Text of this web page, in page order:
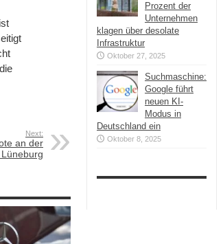
ist
Next:
an der
Prozent der
Unternehmen
klagen über desolate
Infrastruktur
Oktober 27, 2025
Suchmaschine:
Google führt
neuen KI-
Modus in
Deutschland ein
Oktober 8, 2025